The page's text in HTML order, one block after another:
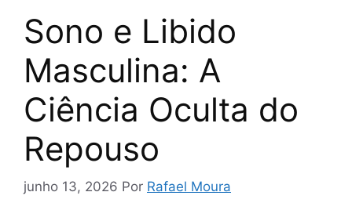
Sono e Libido
Masculina: A
Ciência Oculta do
Repouso
junho 13, 2026 Por Rafael Moura